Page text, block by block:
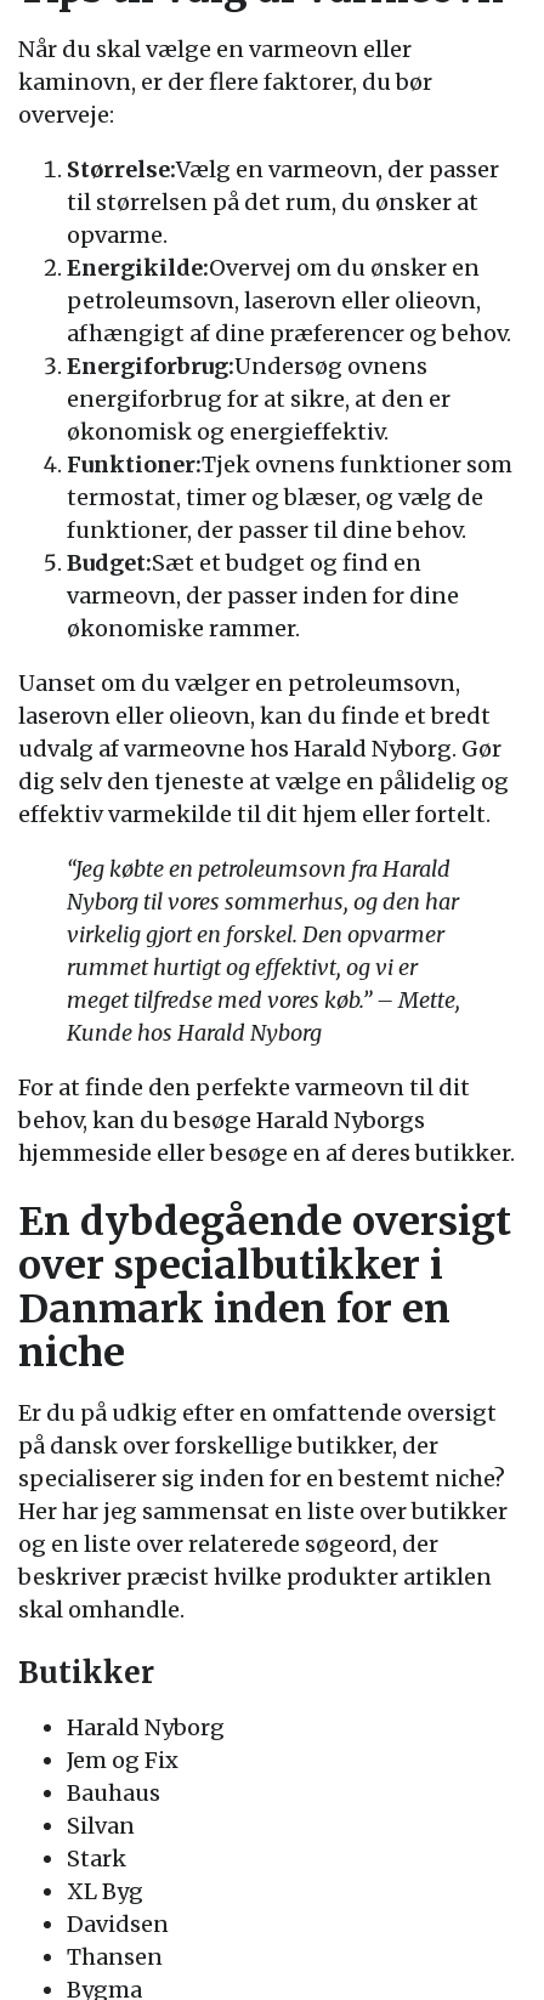
Når du skal vælge en varmeovn eller
kaminovn, er der flere faktorer, du bør
overveje:
Størrelse:Vælg en varmeovn, der passer
til størrelsen på det rum, du ønsker at
opvarme.
Energikilde:Overvej om du ønsker en
petroleumsovn, laserovn eller olieovn,
afhængigt af dine præferencer og behov.
Energiforbrug:Undersøg ovnens
energiforbrug for at sikre, at den er
økonomisk og energieffektiv.
Funktioner:Tjek ovnens funktioner som
termostat, timer og blæser, og vælg de
funktioner, der passer til dine behov.
Budget:Sæt et budget og find en
varmeovn, der passer inden for dine
økonomiske rammer.
Uanset om du vælger en petroleumsovn,
laserovn eller olieovn, kan du finde et bredt
udvalg af varmeovne hos Harald Nyborg. Gør
dig selv den tjeneste at vælge en pålidelig og
effektiv varmekilde til dit hjem eller fortelt.
“Jeg købte en petroleumsovn fra Harald
Nyborg til vores sommerhus, og den har
virkelig gjort en forskel. Den opvarmer
rummet hurtigt og effektivt, og vi er
meget tilfredse med vores køb.” – Mette,
Kunde hos Harald Nyborg
For at finde den perfekte varmeovn til dit
behov, kan du besøge Harald Nyborgs
hjemmeside eller besøge en af deres butikker.
En dybdegående oversigt
over specialbutikker i
Danmark inden for en
niche
Er du på udkig efter en omfattende oversigt
på dansk over forskellige butikker, der
specialiserer sig inden for en bestemt niche?
Her har jeg sammensat en liste over butikker
og en liste over relaterede søgeord, der
beskriver præcist hvilke produkter artiklen
skal omhandle.
Butikker
Harald Nyborg
Jem og Fix
Bauhaus
Silvan
Stark
XL Byg
Davidsen
Thansen
Bygma